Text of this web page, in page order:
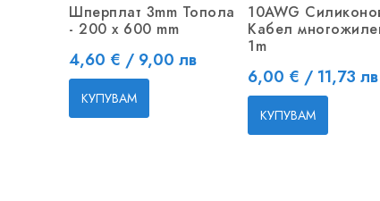
Шперплат 3mm Топола
- 200 x 600 mm
Цена
4,60 € / 9,00 лв
КУПУВАМ
10AWG
Кабел
1m
Цена
6,00 € / 11,73 лв
КУПУВАМ